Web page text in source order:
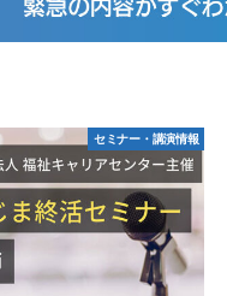
セミナー・講演情報